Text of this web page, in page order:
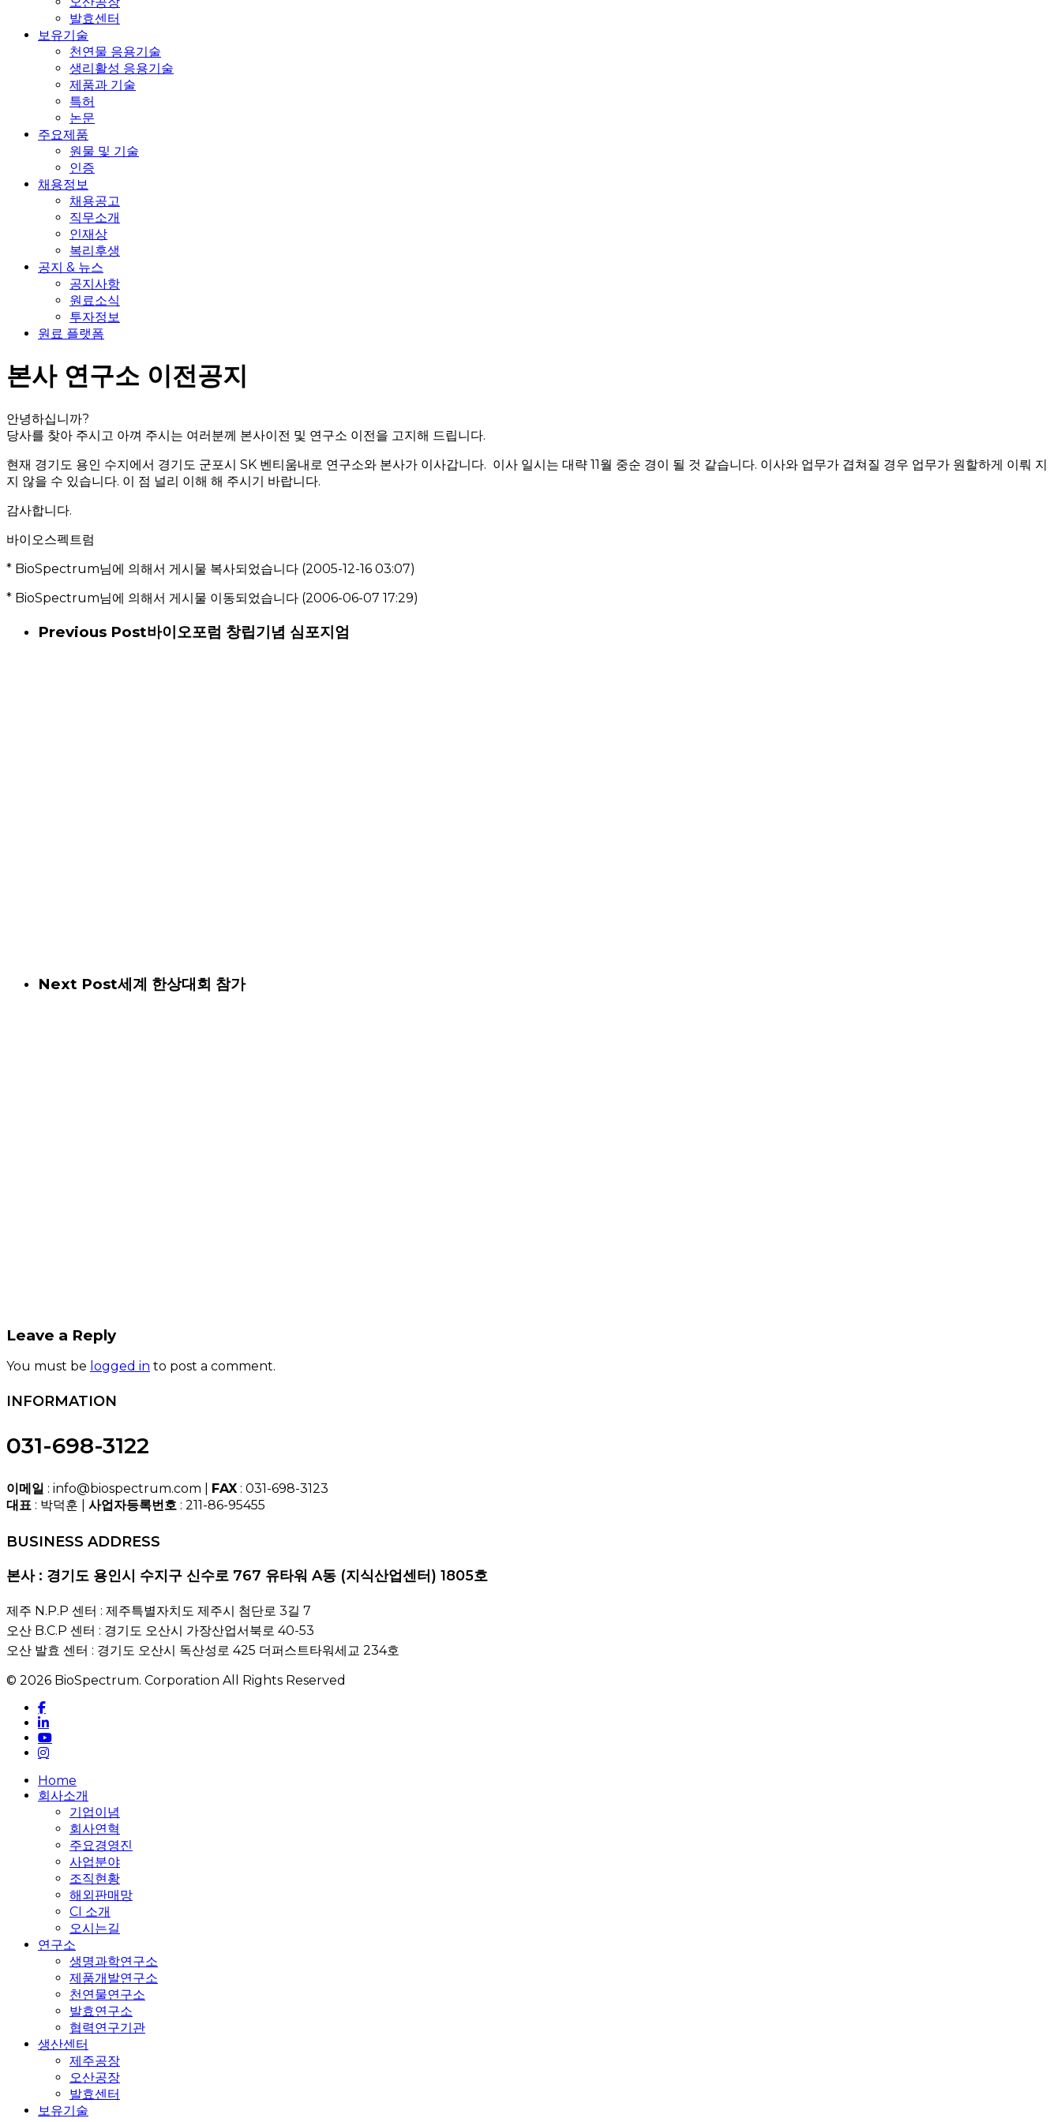
발효센터
보유기술
천연물 응용기술
생리활성 응용기술
제품과 기술
특허
논문
주요제품
원물 및 기술
인증
채용정보
채용공고
직무소개
인재상
복리후생
공지 & 뉴스
공지사항
원료소식
투자정보
원료 플랫폼
본사 연구소 이전공지
안녕하십니까?
당사를 찾아 주시고 아껴 주시는 여러분께 본사이전 및 연구소 이전을 고지해 드립니다.
현재 경기도 용인 수지에서 경기도 군포시 SK 벤티움내로 연구소와 본사가 이사갑니다. 이사 일시는 대략 11월 중순 경이 될 것 같습니다. 이사와 업무가 겹쳐질 경우 업무가 원할하게 이뤄 지
지 않을 수 있습니다. 이 점 널리 이해 해 주시기 바랍니다.
감사합니다.
바이오스펙트럼
* BioSpectrum님에 의해서 게시물 복사되었습니다 (2005-12-16 03:07)
* BioSpectrum님에 의해서 게시물 이동되었습니다 (2006-06-07 17:29)
Previous Post바이오포럼 창립기념 심포지엄
Next Post세계 한상대회 참가
Leave a Reply
You must be logged in to post a comment.
INFORMATION
031-698-3122
이메일 : info@biospectrum.com | FAX : 031-698-3123
대표 : 박덕훈 | 사업자등록번호 : 211-86-95455
BUSINESS ADDRESS
본사 : 경기도 용인시 수지구 신수로 767 유타워 A동 (지식산업센터) 1805호
제주 N.P.P 센터 : 제주특별자치도 제주시 첨단로 3길 7
오산 B.C.P 센터 : 경기도 오산시 가장산업서북로 40-53
오산 발효 센터 : 경기도 오산시 독산성로 425 더퍼스트타워세교 234호
© 2026 BioSpectrum. Corporation All Rights Reserved
facebook
linkedin
youtube
instagram
Close
Menu
Home
회사소개
기업이념
회사연혁
주요경영진
사업분야
조직현황
해외판매망
CI 소개
오시는길
연구소
생명과학연구소
제품개발연구소
천연물연구소
발효연구소
협력연구기관
생산센터
제주공장
오산공장
발효센터
보유기술